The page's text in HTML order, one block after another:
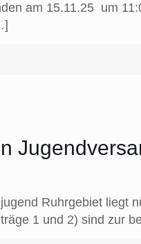
am 15.11.25 um
Ruhrgebiet liegt
1 und 2) sind zur